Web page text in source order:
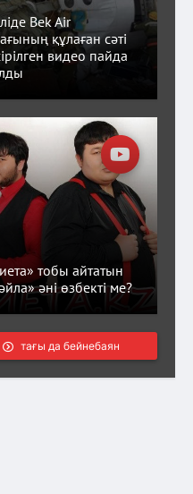
Bek Air
құлаған сәті
видео пайда
тобы айтатын
әні өзбекті ме?
тағы да бейнебаян